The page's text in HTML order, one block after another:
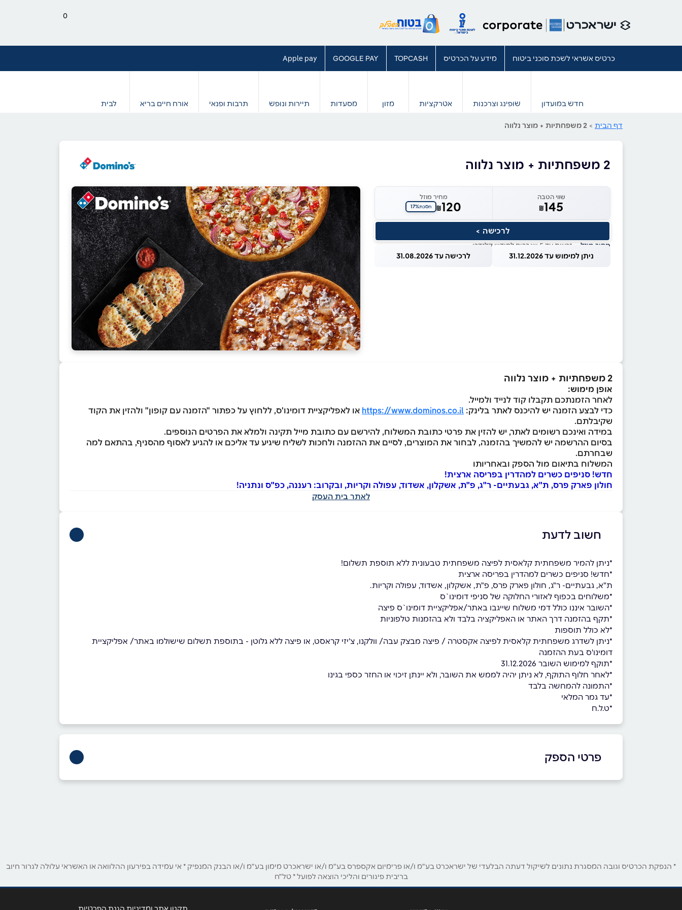
0
כרטיס אשראי לשכת סוכני ביטוח מידע על הכרטיס TOPCASH
GOOGLE PAY
Apple pay
חדש במועדון שופינג וצרכנות אטרקציות מזון מסעדות תיירות ונופש תרבות ופנאי אורח חיים בריא לבית
דף הבית > 2 משפחתיות + מוצר נלווה
2 משפחתיות + מוצר נלווה
שווי הטבה
₪145
מחיר מוזל
₪120 חסכת17%
לרכישה >
מחיר מוזל — זכאות עד 5 שוברים לחודש קלנדרי
ניתן למימוש עד 31.12.2026 לרכישה עד 31.08.2026
2 משפחתיות + מוצר נלווה
אופן מימוש:
לאחר הזמנתכם תקבלו קוד לנייד ולמייל.
כדי לבצע הזמנה יש להיכנס לאתר בלינק: https://www.dominos.co.il או לאפליקציית דומינו'ס, ללחוץ על כפתור "הזמנה עם קופון" ולהזין את הקוד
שקיבלתם.
במידה ואינכם רשומים לאתר, יש להזין את פרטי כתובת המשלוח, להירשם עם כתובת מייל תקינה ולמלא את הפרטים הנוספים.
בסיום ההרשמה יש להמשיך בהזמנה, לבחור את המוצרים, לסיים את ההזמנה ולחכות לשליח שיגיע עד אליכם או להגיע לאסוף מהסניף, בהתאם למה
שבחרתם.
המשלוח בתיאום מול הספק ובאחריותו
חדש! סניפים כשרים למהדרין בפריסה ארצית!
חולון פארק פרס, ת"א, גבעתיים- ר"ג, פ"ת, אשקלון, אשדוד, עפולה וקריות, ובקרוב: רעננה, כפ"ס ונתניה!
לאתר בית העסק
חשוב לדעת
*ניתן להמיר משפחתית קלאסית לפיצה משפחתית טבעונית ללא תוספת תשלום!
*חדש! סניפים כשרים למהדרין בפריסה ארצית
ת"א, גבעתיים- ר"ג, חולון פארק פרס, פ"ת, אשקלון, אשדוד, עפולה וקריות.
*משלוחים בכפוף לאזורי החלוקה של סניפי דומינו`ס
*השובר איננו כולל דמי משלוח שייגבו באתר/אפליקציית דומינו`ס פיצה
*תקף בהזמנה דרך האתר או האפליקציה בלבד ולא בהזמנות טלפוניות
*לא כולל תוספות
*ניתן לשדרג משפחתית קלאסית לפיצה אקסטרה / פיצה מבצק עבה/ וולקנו, צ'יזי קראסט, או פיצה ללא גלוטן - בתוספת תשלום שישולמו באתר/ אפליקציית
דומינו'ס בעת ההזמנה
*תוקף למימוש השובר 31.12.2026
*לאחר חלוף התוקף, לא ניתן יהיה לממש את השובר, ולא יינתן זיכוי או החזר כספי בגינו
*התמונה להמחשה בלבד
*עד גמר המלאי
*ט.ל.ח
פרטי הספק
* הנפקת הכרטיס וגובה המסגרת נתונים לשיקול דעתה הבלעדי של ישראכרט בע"מ ו/או פרימיום אקספרס בע"מ ו/או ישראכרט מימון בע"מ ו/או הבנק המנפיק * אי עמידה בפירעון ההלוואה או האשראי עלולה לגרור חיוב
בריבית פיגורים והליכי הוצאה לפועל * טל"ח